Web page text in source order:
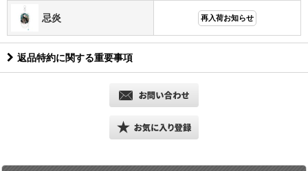
忌炎 再入荷お知らせ
返品特約に関する重要事項